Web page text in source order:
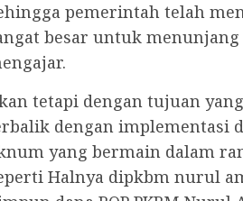
pemerintah telah
besar untuk
tetapi dengan tujuan
dengan implementasi
yang bermain dalam
Halnya dipkbm nurul